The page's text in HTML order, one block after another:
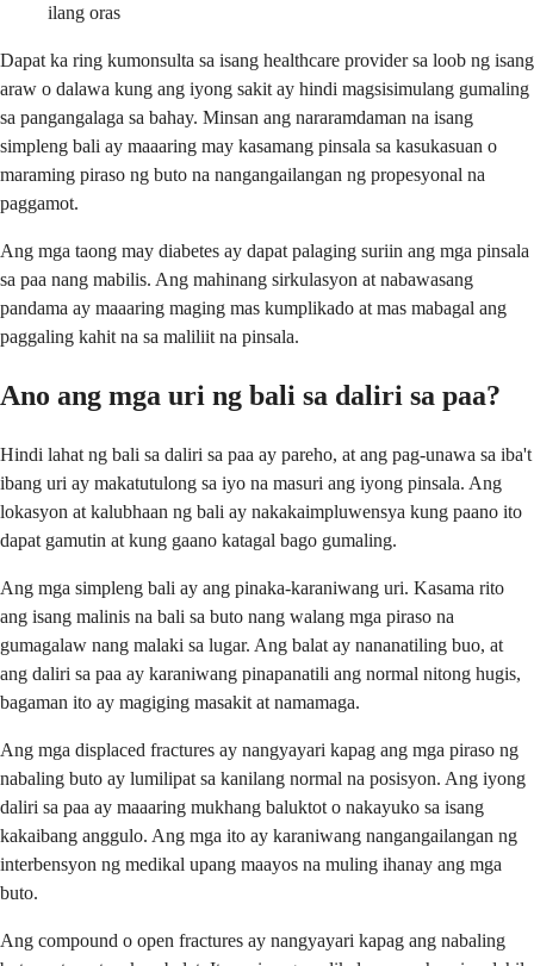
ilang oras
Dapat ka ring kumonsulta sa isang healthcare provider sa loob ng isang
araw o dalawa kung ang iyong sakit ay hindi magsisimulang gumaling
sa pangangalaga sa bahay. Minsan ang nararamdaman na isang
simpleng bali ay maaaring may kasamang pinsala sa kasukasuan o
maraming piraso ng buto na nangangailangan ng propesyonal na
paggamot.
Ang mga taong may diabetes ay dapat palaging suriin ang mga pinsala
sa paa nang mabilis. Ang mahinang sirkulasyon at nabawasang
pandama ay maaaring maging mas kumplikado at mas mabagal ang
paggaling kahit na sa maliliit na pinsala.
Ano ang mga uri ng bali sa daliri sa paa?
Hindi lahat ng bali sa daliri sa paa ay pareho, at ang pag-unawa sa iba't
ibang uri ay makatutulong sa iyo na masuri ang iyong pinsala. Ang
lokasyon at kalubhaan ng bali ay nakakaimpluwensya kung paano ito
dapat gamutin at kung gaano katagal bago gumaling.
Ang mga simpleng bali ay ang pinaka-karaniwang uri. Kasama rito
ang isang malinis na bali sa buto nang walang mga piraso na
gumagalaw nang malaki sa lugar. Ang balat ay nananatiling buo, at
ang daliri sa paa ay karaniwang pinapanatili ang normal nitong hugis,
bagaman ito ay magiging masakit at namamaga.
Ang mga displaced fractures ay nangyayari kapag ang mga piraso ng
nabaling buto ay lumilipat sa kanilang normal na posisyon. Ang iyong
daliri sa paa ay maaaring mukhang baluktot o nakayuko sa isang
kakaibang anggulo. Ang mga ito ay karaniwang nangangailangan ng
interbensyon ng medikal upang maayos na muling ihanay ang mga
buto.
Ang compound o open fractures ay nangyayari kapag ang nabaling